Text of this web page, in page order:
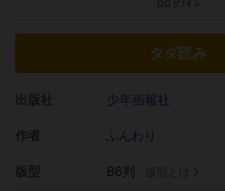
タダ読み
少年画報社
ふんわり
B6判